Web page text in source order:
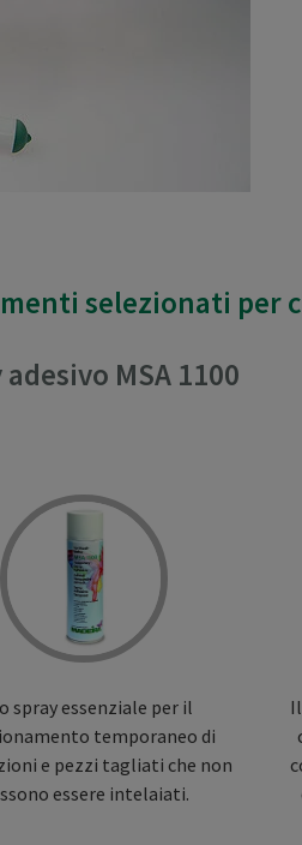
selezionati per
MSA 1100
spray essenziale per il
temporaneo di
e pezzi tagliati che non
essere intelaiati.